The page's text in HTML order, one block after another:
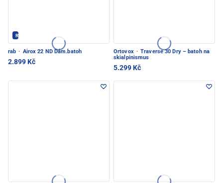
Rab - PEC POD SNĚŽKOU
rab · Airox 22 ND Dám.batoh
2.899 Kč
Ortovox · Traverse 30 Dry – batoh na
skialpinismus
5.299 Kč